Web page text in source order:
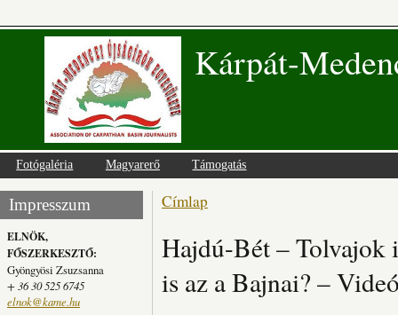
Kárpát-
Fotógaléria Magyarerő Támogatás
Impresszum
ELNÖK,
FŐSZERKESZTŐ:
Gyöngyösi Zsuzsanna
+ 36 30 525 6745
elnok@kame.hu
Jelenlegi hely
Címlap
Hajdú-Bét – Tolvajok
is az a Bajnai? –